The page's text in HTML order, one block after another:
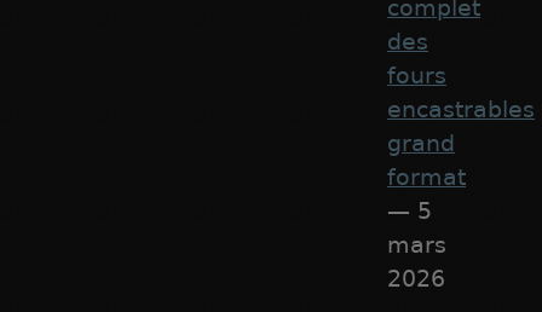
complet
des
fours
encastrables
grand
format
— 5
mars
2026